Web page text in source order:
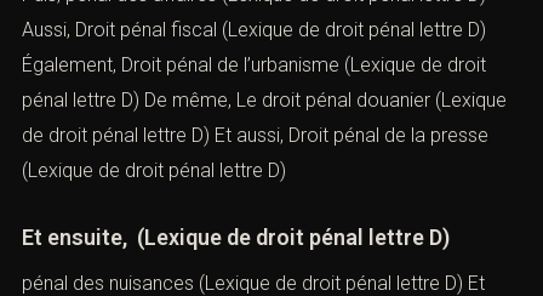
Aussi, Droit pénal fiscal (Lexique de droit pénal lettre D)
Également, Droit pénal de l’urbanisme (Lexique de droit
pénal lettre D) De même, Le droit pénal douanier (Lexique
de droit pénal lettre D) Et aussi, Droit pénal de la presse
(Lexique de droit pénal lettre D)
Et ensuite, (Lexique de droit pénal lettre D)
pénal des nuisances (Lexique de droit pénal lettre D) Et